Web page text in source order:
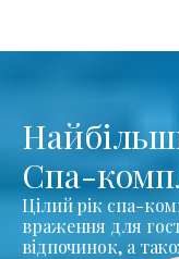
Спа-
Цілий рік спа-
враження для
відпочинок, а